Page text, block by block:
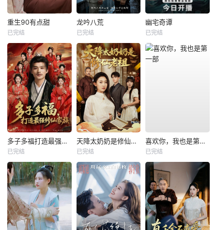
重生90有点甜
已完结
龙吟八荒
已完结
幽宅奇谭
已完结
多子多福打造最强修仙家族
已完结
天降太奶奶是修仙老祖
已完结
喜欢你，我也是第一部
已完结